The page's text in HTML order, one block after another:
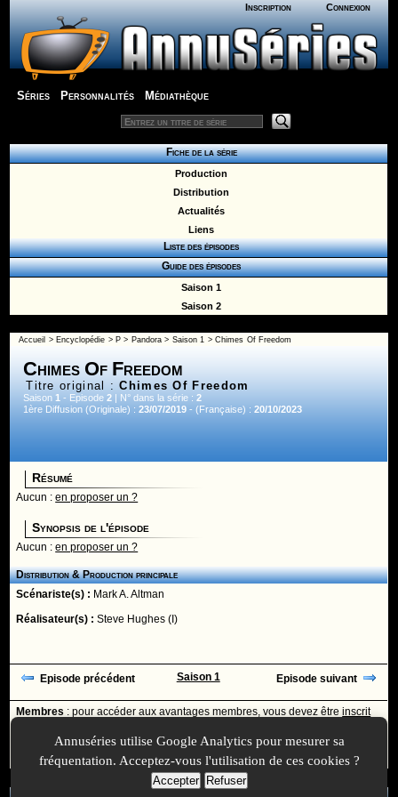
Inscription Connexion
Séries Personnalités Médiathèque
Fiche de la série
Production
Distribution
Actualités
Liens
Liste des épisodes
Guide des épisodes
Saison 1
Saison 2
Accueil > Encyclopédie > P > Pandora> Saison 1 > Chimes Of Freedom
Chimes Of Freedom
Titre original :Chimes Of Freedom
Saison1 - Episode2 | N° dans la série :2
1ère Diffusion (Originale) :23/07/2019 - (Française) :20/10/2023
Résumé
Aucun :en proposer un ?
Synopsis de l'épisode
Aucun :en proposer un ?
Distribution & Production principale
Scénariste(s) : Mark A. Altman
Réalisateur(s) :Steve Hughes (I)
Episode précédent Saison 1 Episode suivant
Membres : pour accéder aux avantages membres, vous devez êtreinscrit
Ajoutée le :30/11/-0001 à 00:00 -Mise à jour le :08/10/2019 à 23:44
Annuséries utilise Google Analytics pour mesurer sa
fréquentation. Acceptez-vous l'utilisation de ces cookies ?
Accepter Refuser